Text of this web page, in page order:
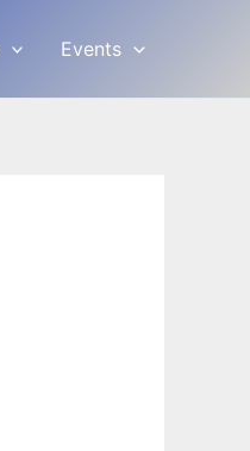
Events